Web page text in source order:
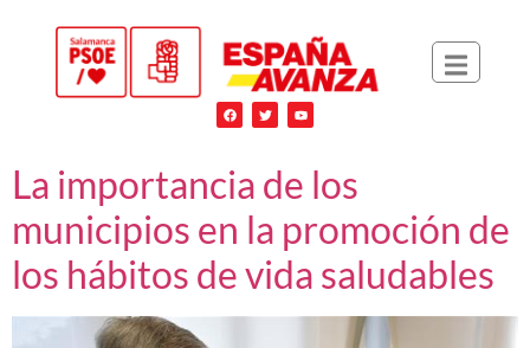
La importancia de los
municipios en la promoción de
los hábitos de vida saludables